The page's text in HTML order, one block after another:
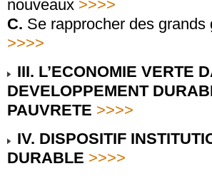
nouveaux >>>>
C. Se rapprocher des
>>>>
III. L’ECONOMIE VERTE
DEVELOPPEMENT
PAUVRETE >>>>
IV. DISPOSITIF
DURABLE >>>>